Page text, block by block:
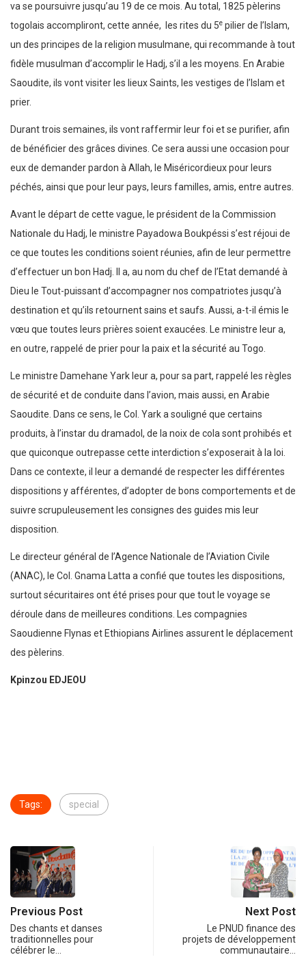
va se poursuivre jusqu’au 19 de ce mois. Au total, 1825 pèlerins
togolais accompliront, cette année, les rites du 5e pilier de l’Islam,
un des principes de la religion musulmane, qui recommande à tout
fidèle musulman d’accomplir le Hadj, s’il a les moyens. En Arabie
Saoudite, ils vont visiter les lieux Saints, les vestiges de l’Islam et
prier.
Durant trois semaines, ils vont raffermir leur foi et se purifier, afin
de bénéficier des grâces divines. Ce sera aussi une occasion pour
eux de demander pardon à Allah, le Miséricordieux pour leurs
péchés, ainsi que pour leur pays, leurs familles, amis, entre autres.
Avant le départ de cette vague, le président de la Commission
Nationale du Hadj, le ministre Payadowa Boukpéssi s’est réjoui de
ce que toutes les conditions soient réunies, afin de leur permettre
d’effectuer un bon Hadj. Il a, au nom du chef de l’Etat demandé à
Dieu le Tout-puissant d’accompagner nos compatriotes jusqu’à
destination et qu’ils retournent sains et saufs. Aussi, a-t-il émis le
vœu que toutes leurs prières soient exaucées. Le ministre leur a,
en outre, rappelé de prier pour la paix et la sécurité au Togo.
Le ministre Damehane Yark leur a, pour sa part, rappelé les règles
de sécurité et de conduite dans l’avion, mais aussi, en Arabie
Saoudite. Dans ce sens, le Col. Yark a souligné que certains
produits, à l’instar du dramadol, de la noix de cola sont prohibés et
que quiconque outrepasse cette interdiction s’exposerait à la loi.
Dans ce contexte, il leur a demandé de respecter les différentes
dispositions y afférentes, d’adopter de bons comportements et de
suivre scrupuleusement les consignes des guides mis leur
disposition.
Le directeur général de l’Agence Nationale de l’Aviation Civile
(ANAC), le Col. Gnama Latta a confié que toutes les dispositions,
surtout sécuritaires ont été prises pour que tout le voyage se
déroule dans de meilleures conditions. Les compagnies
Saoudienne Flynas et Ethiopians Airlines assurent le déplacement
des pèlerins.
Kpinzou EDJEOU
Tags: special
Previous Post
Des chants et danses
traditionnelles pour
célébrer le…
Next Post
Le PNUD finance des
projets de développement
communautaire…